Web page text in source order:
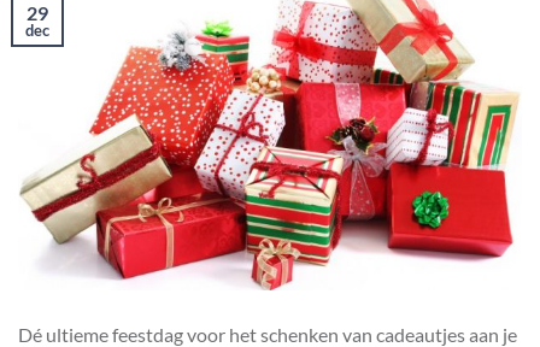
29
dec
Dé ultieme feestdag voor het schenken van cadeautjes aan je